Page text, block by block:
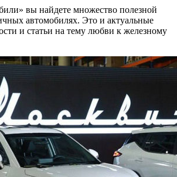
вы найдете множество полезной
автомобилях. Это и актуальные
и статьи на тему любви к железному